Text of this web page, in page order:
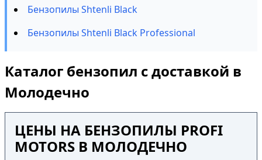
Бензопилы Shtenli Black
Бензопилы Shtenli Black Professional
Каталог бензопил с доставкой в
Молодечно
ЦЕНЫ НА БЕНЗОПИЛЫ PROFI
MOTORS В МОЛОДЕЧНО